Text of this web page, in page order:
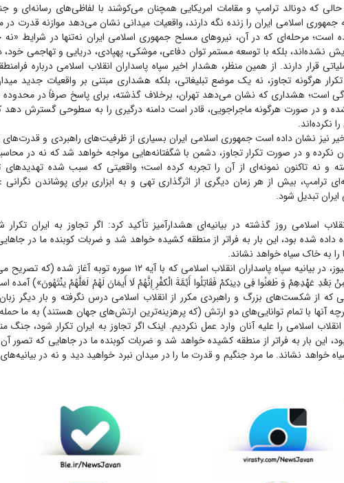
که دونالد ترامپ و مقامات امریکایی همچنان می‌کوشند با لفاظی‌های رسانه‌ای و
اسلامی ایران را زنده نگه دارند، واقعیات میدانی نشان می‌دهد موازنه قدرت در
است؛ مرحله‌ای که در آن، نیرو‌های مسلح جمهوری اسلامی ایران نه‌تنها در شرایط
نشده‌اند، بلکه با توسعه مستمر توان دفاعی، موشکی، پهپادی، دریایی و تهاجمی خود،
قرار دارند. از همین منظر، هشدار اخیر سپاه پاسداران انقلاب اسلامی درباره
هرگونه تجاوز، نه یک موضع تبلیغاتی، بلکه هشداری مبتنی بر واقعیات جدید
است؛ هشداری که نشان می‌دهد تهران، برخلاف گذشته، برای پاسخ صرفاً در محدوده
و در صورت هرگونه ماجراجویی، قادر است دامنه درگیری را به سطوحی گسترش دهد
نکرده‌اند.
نیز نشان داده است جمهوری اسلامی ایران بسیاری از ظرفیت‌های راهبردی و قدرت‌های
نکرده و در صورت تکرار تجاوز، دشمن با شگفتانه‌هایی مواجه خواهد شد که نه در
و نه تاکنون نمونه‌ای از آن را تجربه کرده است؛ واقعیتی که سبب شده تهدید‌های
ترامپ، بیش از هر زمان دیگری از اثرگذاری تهی و به ابزاری برای پوشاندن نگرانی
تبدیل شود.
اسلامی روز گذشته در بیانیه‌ای هشدارآمیز تأکید کرد: اگر تجاوز به ایران
داده شده بود، این بار به فراتر از منطقه کشیده خواهد شد و ضربات کوبنده ما در
را به خاک سیاه خواهد نشاند.
به گزارش سپاه نیوز، در بیانیه سپاه پاسداران انقلاب اسلامی که با آیه ۱۲ سوره توبه
مِنْ بَعْدِ عَهْدِهِمْ وَ طَعَنُوا فِی دِینِکمْ فَقَاتِلُوا أَئِمَّةَ الْکفْرِ إِنَّهُمْ لَا أَیمَانَ لَهُمْ لَعَلَّهُمْ ینْتَهُونَ»)
که از شکست‌های بزرگ و راهبردی مکرر از انقلاب اسلامی درس نگرفته و بار دیگر
آنها با تمام توانایی‌های دو ارتش (که پرهزینه‌ترین ارتش‌های جهان هستند) به ما
اسلامی را علیه آنان وارد عمل نکردیم. اینک اگر تجاوز به ایران تکرار شود، جنگ
این بار به فراتر از منطقه کشیده خواهد شد و ضربات کوبنده ما در جا‌هایی که تصور آن
خواهد نشاند. ما مرد جنگیم و قدرت ما را در میدان نبرد خواهید دید و نه در